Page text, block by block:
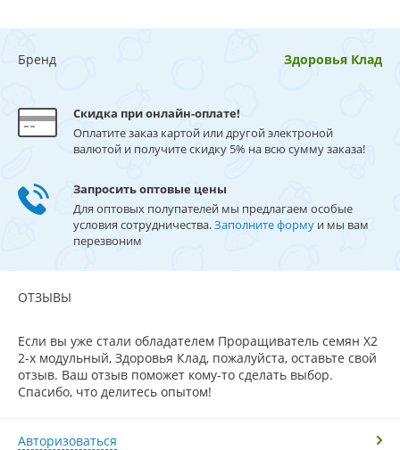
Бренд Здоровья Клад
Скидка при онлайн-оплате!
Оплатите заказ картой или другой электроной
валютой и получите скидку 5% на всю сумму заказа!
Запросить оптовые цены
Для оптовых полупателей мы предлагаем особые
условия сотрудничества.Заполните форму и мы вам
перезвоним
ОТЗЫВЫ
Если вы уже стали обладателем Проращиватель семян X2
2-х модульный, Здоровья Клад, пожалуйста, оставьте свой
отзыв. Ваш отзыв поможет кому-то сделать выбор.
Спасибо, что делитесь опытом!
Авторизоваться